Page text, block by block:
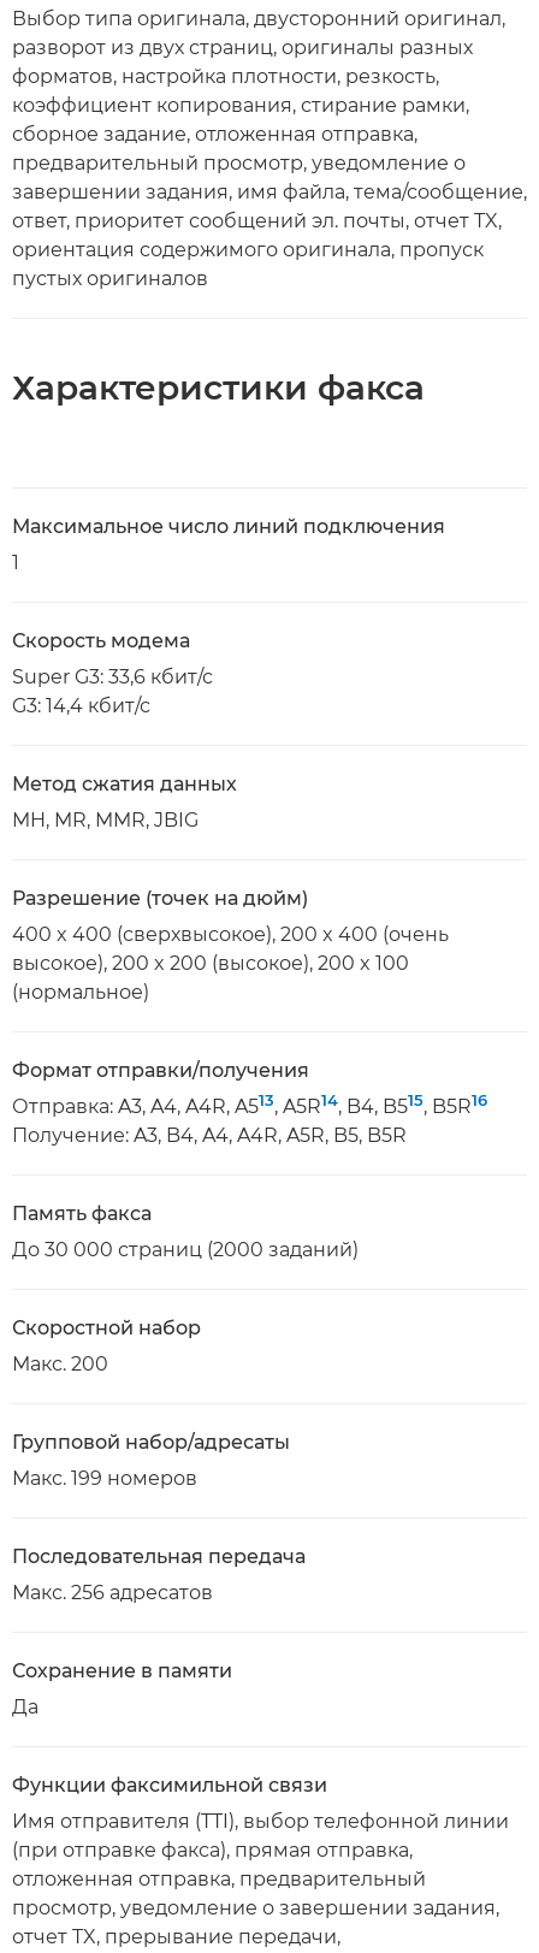
Выбор типа оригинала, двусторонний оригинал,
разворот из двух страниц, оригиналы разных
форматов, настройка плотности, резкость,
коэффициент копирования, стирание рамки,
сборное задание, отложенная отправка,
предварительный просмотр, уведомление о
завершении задания, имя файла, тема/сообщение,
ответ, приоритет сообщений эл. почты, отчет TX,
ориентация содержимого оригинала, пропуск
пустых оригиналов
Характеристики факса
Максимальное число линий подключения
1
Скорость модема
Super G3: 33,6 кбит/с
G3: 14,4 кбит/с
Метод сжатия данных
MH, MR, MMR, JBIG
Разрешение (точек на дюйм)
400 x 400 (сверхвысокое), 200 x 400 (очень
высокое), 200 x 200 (высокое), 200 x 100
(нормальное)
Формат отправки/получения
Отправка: A3, A4, A4R, A513, A5R14, B4, B515, B5R16
Получение: A3, B4, A4, A4R, A5R, B5, B5R
Память факса
До 30 000 страниц (2000 заданий)
Скоростной набор
Макс. 200
Групповой набор/адресаты
Макс. 199 номеров
Последовательная передача
Макс. 256 адресатов
Сохранение в памяти
Да
Функции факсимильной связи
Имя отправителя (TTI), выбор телефонной линии
(при отправке факса), прямая отправка,
отложенная отправка, предварительный
просмотр, уведомление о завершении задания,
отчет TX, прерывание передачи,